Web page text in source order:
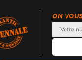
ON